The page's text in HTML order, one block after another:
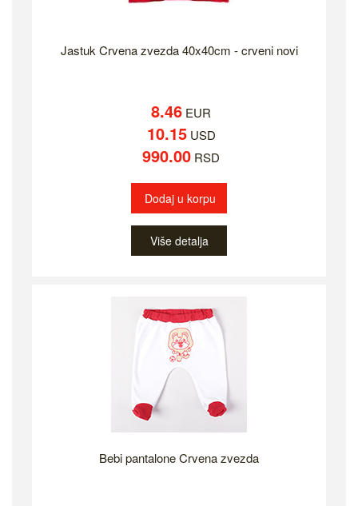
Jastuk Crvena zvezda 40x40cm - crveni novi
8.46 EUR
10.15USD
990.00 RSD
Dodaj u korpu
Više detalja
Bebi pantalone Crvena zvezda